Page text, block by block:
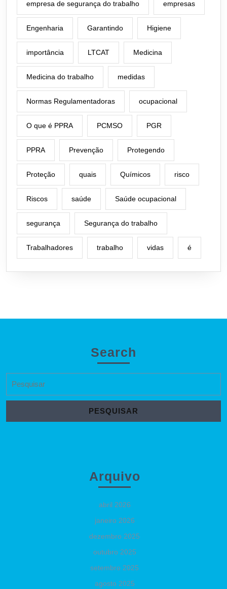
empresa de segurança do trabalho empresas
Engenharia Garantindo Higiene
importância LTCAT Medicina
Medicina do trabalho medidas
Normas Regulamentadoras ocupacional
O que é PPRA PCMSO PGR
PPRA Prevenção Protegendo
Proteção quais Químicos risco
Riscos saúde Saúde ocupacional
segurança Segurança do trabalho
Trabalhadores trabalho vidas é
Search
for:
Arquivo
abril 2026
janeiro 2026
dezembro 2025
outubro 2025
setembro 2025
agosto 2025